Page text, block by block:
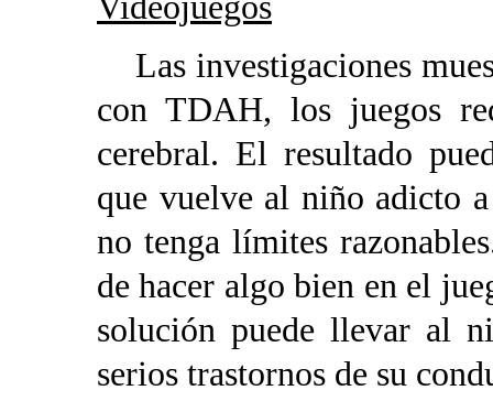
Las investigaciones
con TDAH, los juegos
cerebral. El resultado
que vuelve al niño adicto
no tenga límites
de hacer algo bien en el
solución puede llevar al
serios trastornos de su